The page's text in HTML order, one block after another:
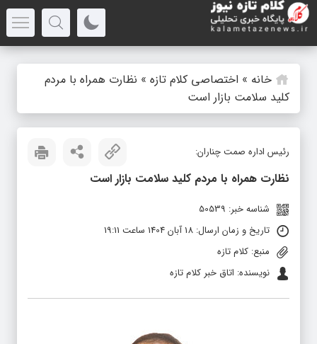
خانه » اختصاصی کلام تازه » نظارت همراه با مردم
کلید سلامت بازار است
رئیس اداره صمت چناران:
نظارت همراه با مردم کلید سلامت بازار است
شناسه خبر: 50539
تاریخ و زمان ارسال: 18 آبان 1404 ساعت 19:11
منبع: کلام تازه
نویسنده: اتاق خبر کلام تازه